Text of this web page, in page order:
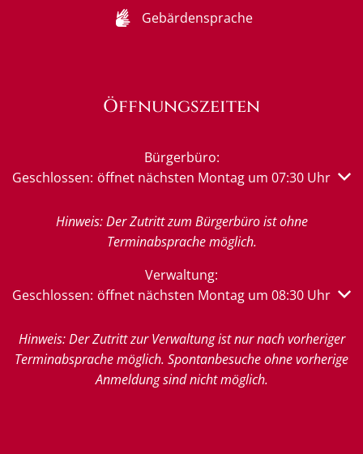
Gebärdensprache
Öffnungszeiten
Bürgerbüro:
Klicken, um weitere Öffnungs- oder Schließzeiten
Geschlossen: öffnet nächsten Montag um 07:30 Uhr
Hinweis: Der Zutritt zum Bürgerbüro ist ohne
Terminabsprache möglich.
Verwaltung:
Klicken, um weitere Öffnungs- oder Schließzeiten
Geschlossen: öffnet nächsten Montag um 08:30 Uhr
Hinweis: Der Zutritt zur Verwaltung ist nur nach vorheriger
Terminabsprache möglich. Spontanbesuche ohne vorherige
Anmeldung sind nicht möglich.